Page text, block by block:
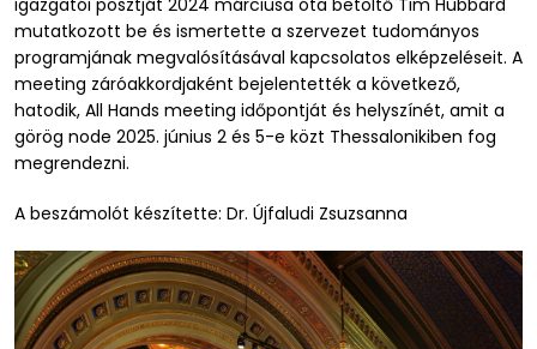
mutatkozott be és ismertette a szervezet tudományos
programjának megvalósításával kapcsolatos elképzeléseit. A
meeting záróakkordjaként bejelentették a következő,
hatodik, All Hands meeting időpontját és helyszínét, amit a
görög node 2025. június 2 és 5-e közt Thessalonikiben fog
megrendezni.
A beszámolót készítette: Dr. Újfaludi Zsuzsanna